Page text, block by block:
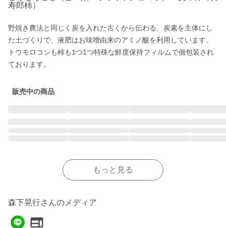
寿郎柿）
野焼き農法と同じく炭を入れた古くから伝わる、炭素を主体にし
た土づくりで、液肥はお味噌由来のアミノ酸を利用しています。
トウモロコシも柿も1つ1つ特殊な鮮度保持フィルムで個包装され
ております。
販売中の商品
もっと見る
森下晃行さんのメディア